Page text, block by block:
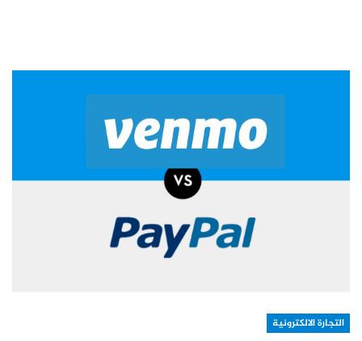
التجارة الالكترونية